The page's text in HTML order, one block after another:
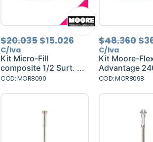
$20.035El
original
era:
$20.035.
$15.026 El
precio
actual
es:
$15.026.
C/Iva
Kit Micro-Fill
composite 1/2 Surt. ...
COD: MOR8090
$48.360 El
$
C/Iva
Kit Moore-
Advantage
COD: MOR8098